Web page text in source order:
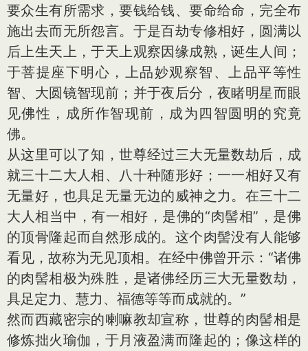
要众生有所需求，要钱给钱、要命给命，完全布
施出去而无所怨言。于是百劫专修相好，圆满以
后上生天上，于天上观察因缘成熟，诞生人间；
于菩提座下明心，上品妙观察智、上品平等性
智、大圆镜智现前；并于夜后分，夜睹明星而眼
见佛性，成所作智现前，成为四智圆明的究竟
佛。
从这里可以了知，世尊经过三大无量数劫后，成
就三十二大人相、八十种随形好；一一相好又有
无量好，也具足无量无边的威神之力。在三十二
大人相当中，有一相好，是佛的“肉髻相”，是佛
的顶骨隆起而自然形成的。这个肉髻没有人能够
看见，故称为无见顶相。在经中佛曾开示：“诸佛
的肉髻相极为殊胜，是诸佛经历三大无量数劫，
具足定力、慧力、福德等等而成就的。”
然而西藏密宗的喇嘛教却宣称，世尊的肉髻相是
修炼拙火瑜伽，于月液盈满而隆起的；像这样的